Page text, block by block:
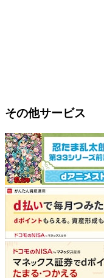
その他サービス